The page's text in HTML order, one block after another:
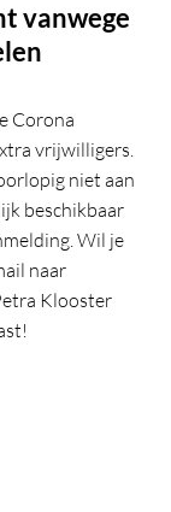
vanwege
Corona
vrijwilligers.
niet aan
beschikbaar
Wil je
naar
Klooster